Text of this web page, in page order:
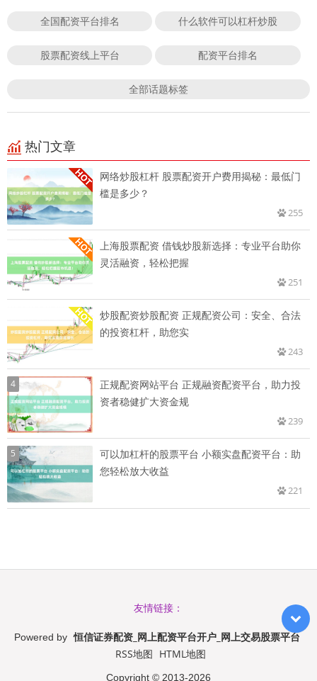
全国配资平台排名 什么软件可以杠杆炒股
股票配资线上平台 配资平台排名
全部话题标签
热门文章
网络炒股杠杆 股票配资开户费用揭秘：最低门
槛是多少？
255
上海股票配资 借钱炒股新选择：专业平台助你
灵活融资，轻松把握
251
炒股配资炒股配资 正规配资公司：安全、合法
的投资杠杆，助您实
243
4
正规配资网站平台 正规融资配资平台，助力投
资者稳健扩大资金规
239
5
可以加杠杆的股票平台 小额实盘配资平台：助
您轻松放大收益
221
友情链接：
Powered by 恒信证券配资_网上配资平台开户_网上交易股票平台
RSS地图 HTML地图
Copyright © 2013-2026